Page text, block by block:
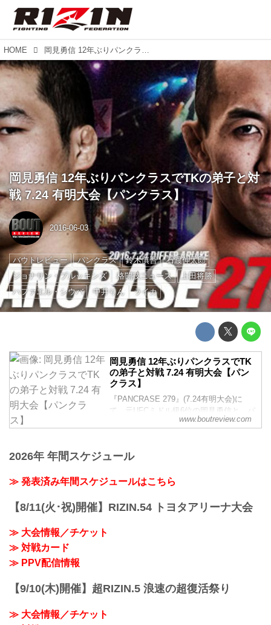
HOME 岡見勇信 12年ぶりパンクラスでTKの弟子と対戦 7.24 有明大会【パンクラス】
岡見勇信 12年ぶりパンクラスでTKの弟子と対
戦 7.24 有明大会【パンクラス】
2016-06-03
バウトレビュー パンクラス 鈴木慎吾
石渡伸太郎
ジョナサン・ブルッキンズ
格闘技ニュース
上田将勝
ハファエル・シウバ
中井りん ライカ
岡見勇信 12年ぶりパンクラスでTK
の弟子と対戦 7.24 有明大会【パン
クラス】
『PANCRASE 279』(7.24有明大会)に
て、元UFCミドル級6位の岡見勇信と、パ
ンクラスウェルター級前王者の鈴木慎吾
並ぶ。
www.boutreview.com
2026年 年間スケジュール
≫ 発表済み年間スケジュールはこちら
【8/11(火･祝)開催】RIZIN.54 トヨタアリーナ大会
≫ 大会情報／チケット
≫ 対戦カード
≫ PPV配信情報
【9/10(木)開催】超RIZIN.5 浪速の超復活祭り
≫ 大会情報／チケット